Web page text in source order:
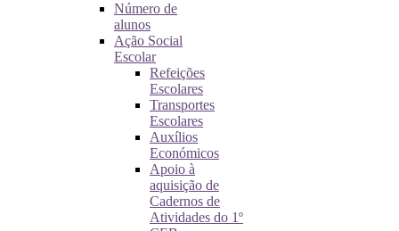
Número de
alunos
Ação Social
Escolar
Refeições
Escolares
Transportes
Escolares
Auxílios
Económicos
Apoio à
aquisição de
Cadernos de
Atividades do 1º